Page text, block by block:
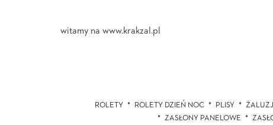
witamy na www.krakzal.pl
ROLETY ROLETY DZIEŃ NOC PLISY
ZASŁONY PANELOWE